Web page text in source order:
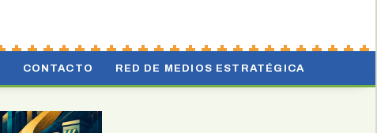
CONTACTO RED DE MEDIOS ESTRATÉGICA